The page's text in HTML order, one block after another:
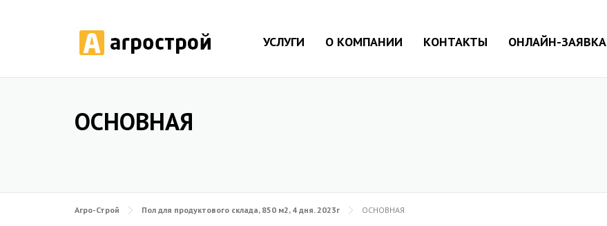
УСЛУГИ О КОМПАНИИ КОНТАКТЫ ОНЛАЙН-ЗАЯВКА
ОСНОВНАЯ
Агро-Строй Пол для продуктового склада, 850 м2, 4 дня. 2023г ОСНОВНАЯ